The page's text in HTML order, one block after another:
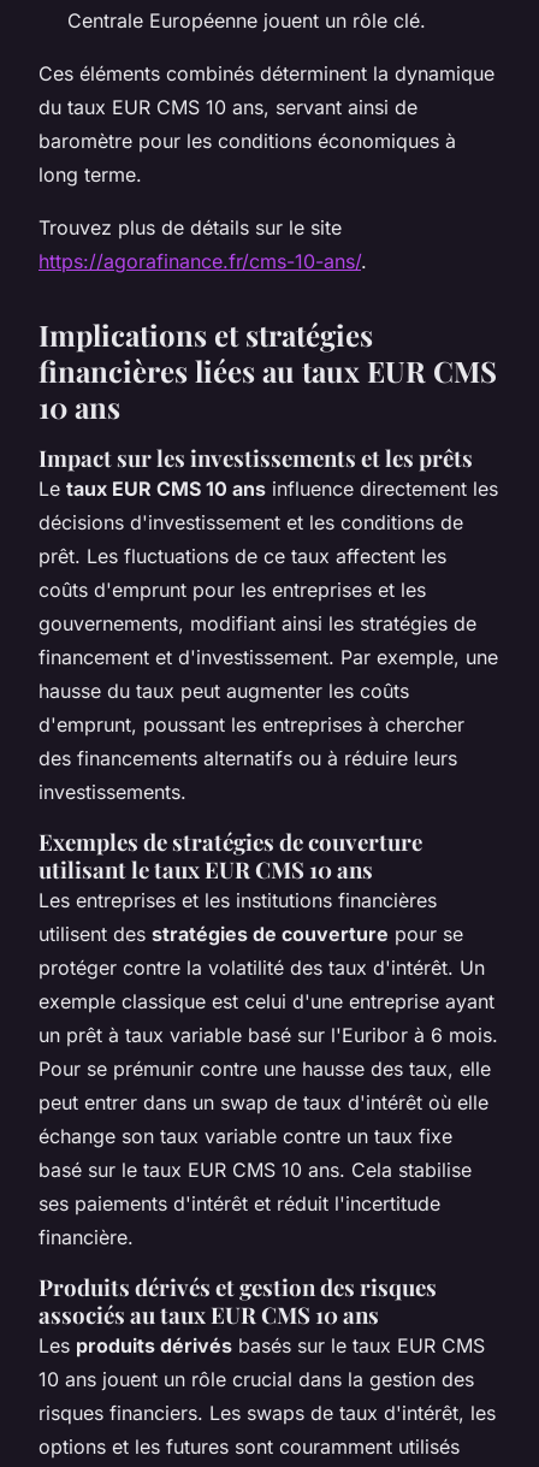
Centrale Européenne jouent un rôle clé.
Ces éléments combinés déterminent la dynamique
du taux EUR CMS 10 ans, servant ainsi de
baromètre pour les conditions économiques à
long terme.
Trouvez plus de détails sur le site
https://agorafinance.fr/cms-10-ans/.
Implications et stratégies
financières liées au taux EUR CMS
10 ans
Impact sur les investissements et les prêts
Le taux EUR CMS 10 ans influence directement les
décisions d'investissement et les conditions de
prêt. Les fluctuations de ce taux affectent les
coûts d'emprunt pour les entreprises et les
gouvernements, modifiant ainsi les stratégies de
financement et d'investissement. Par exemple, une
hausse du taux peut augmenter les coûts
d'emprunt, poussant les entreprises à chercher
des financements alternatifs ou à réduire leurs
investissements.
Exemples de stratégies de couverture
utilisant le taux EUR CMS 10 ans
Les entreprises et les institutions financières
utilisent des stratégies de couverture pour se
protéger contre la volatilité des taux d'intérêt. Un
exemple classique est celui d'une entreprise ayant
un prêt à taux variable basé sur l'Euribor à 6 mois.
Pour se prémunir contre une hausse des taux, elle
peut entrer dans un swap de taux d'intérêt où elle
échange son taux variable contre un taux fixe
basé sur le taux EUR CMS 10 ans. Cela stabilise
ses paiements d'intérêt et réduit l'incertitude
financière.
Produits dérivés et gestion des risques
associés au taux EUR CMS 10 ans
Les produits dérivés basés sur le taux EUR CMS
10 ans jouent un rôle crucial dans la gestion des
risques financiers. Les swaps de taux d'intérêt, les
options et les futures sont couramment utilisés